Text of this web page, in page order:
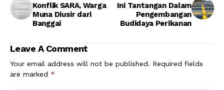
Konflik SARA, Warga
Muna Diusir dari
Banggai
Ini Tantangan Dalam
Pengembangan
Budidaya Perikanan
Leave A Comment
Your email address will not be published. Required fields
are marked *